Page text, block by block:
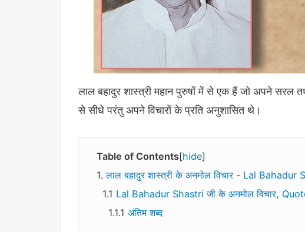
लाल बहादुर शास्त्री महान पुरुषों में से एक हैं जो अपने सरल
से सीधे परंतु अपने विचारों के प्रति अनुशासित थे।
Table of Contents hide
लाल बहादुर शास्त्री के अनमोल विचार - Lal
Lal Bahadur Shastri जी के अनमोल विचार,
अंतिम शब्द